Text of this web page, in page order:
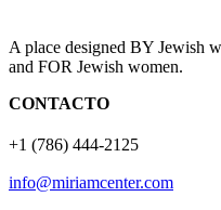
A place designed BY Jewish
and FOR Jewish women.
CONTACTO
+1 (786) 444-2125
info@miriamcenter.com